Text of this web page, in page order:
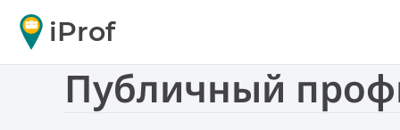
iProf
Публичный